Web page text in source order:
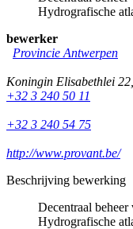
Hydrografische
bewerker
Provincie Antwerpen
Koningin Elisabethlei 22
+32 3 240 50 11
+32 3 240 54 75
http://www.provant.be/
Beschrijving bewerking
Decentraal
Hydrografische